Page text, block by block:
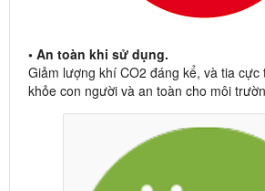
• An toàn khi sử dụng.
Giảm lượng khí CO2 đáng kể, và tia
khỏe con người và an toàn cho môi